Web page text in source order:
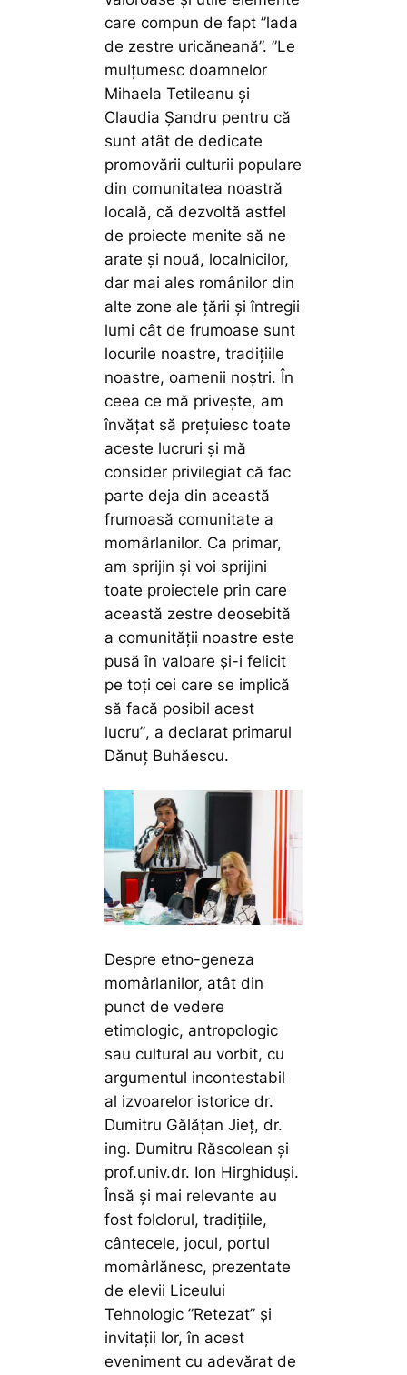
care compun de fapt ”lada
de zestre uricăneană”.”Le
mulțumesc doamnelor
Mihaela Tetileanu și
Claudia Șandru pentru că
sunt atât de dedicate
promovării culturii populare
din comunitatea noastră
locală, că dezvoltă astfel
de proiecte menite să ne
arate și nouă, localnicilor,
dar mai ales românilor din
alte zone ale țării și întregii
lumi cât de frumoase sunt
locurile noastre, tradițiile
noastre, oamenii noștri. În
ceea ce mă privește, am
învățat să prețuiesc toate
aceste lucruri și mă
consider privilegiat că fac
parte deja din această
frumoasă comunitate a
momârlanilor. Ca primar,
am sprijin și voi sprijini
toate proiectele prin care
această zestre deosebită
a comunității noastre este
pusă în valoare și-i felicit
pe toți cei care se implică
să facă posibil acest
lucru”, a declarat primarul
Dănuț Buhăescu.
Despre etno-geneza
momârlanilor, atât din
punct de vedere
etimologic, antropologic
sau cultural au vorbit, cu
argumentul incontestabil
al izvoarelor istorice dr.
Dumitru Gălățan Jieț, dr.
ing. Dumitru Răscolean și
prof.univ.dr. Ion Hirghiduși.
Însă și mai relevante au
fost folclorul, tradițiile,
cântecele, jocul, portul
momârlănesc, prezentate
de elevii Liceului
Tehnologic ”Retezat” și
invitații lor, în acest
eveniment cu adevărat de